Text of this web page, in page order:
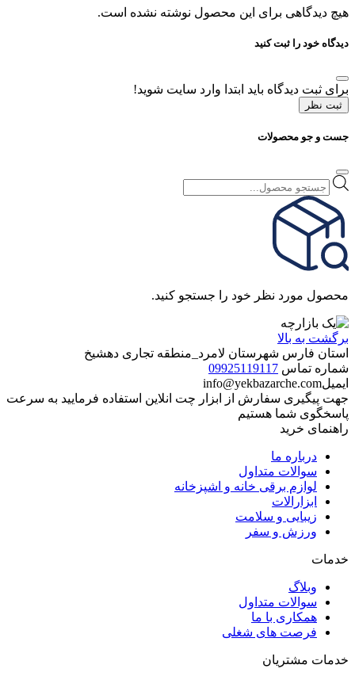
هیچ دیدگاهی برای این محصول نوشته نشده است.
دیدگاه خود را ثبت کنید
برای ثبت دیدگاه باید ابتدا وارد سایت شوید!
ثبت نظر
جست و جو محصولات
Products
search
محصول مورد نظر خود را جستجو کنید.
برگشت به بالا
استان فارس شهرستان لامرد_منطقه تجاری دهشیخ
شماره تماس 09925119117
ایمیلinfo@yekbazarche.com
جهت پیگیری سفارش از ابزار چت انلاین استفاده فرمایید به سرعت
پاسخگوی شما هستیم
راهنمای خرید
درباره ما
سوالات متداول
لوازم برقی خانه و اشپزخانه
ابزارالات
زیبایی و سلامت
ورزش و سفر
خدمات
وبلاگ
سوالات متداول
همکاری با ما
فرصت های شغلی
خدمات مشتریان